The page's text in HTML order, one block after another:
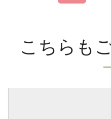
こちらも